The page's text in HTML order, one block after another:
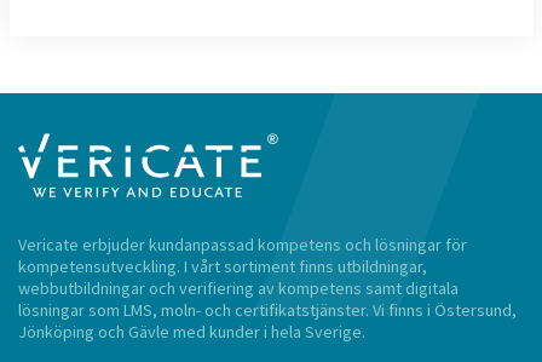
Vericate erbjuder kundanpassad kompetens och lösningar för
kompetensutveckling. I vårt sortiment finns utbildningar,
webbutbildningar och verifiering av kompetens samt digitala
lösningar som LMS, moln- och certifikatstjänster. Vi finns i Östersund,
Jönköping och Gävle med kunder i hela Sverige.